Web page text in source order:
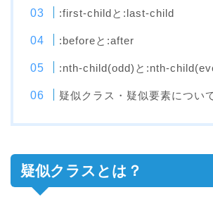
:first-childと:last-child
:beforeと:after
:nth-child(odd)と:nth-
疑似クラス・疑似要素につい
疑似クラスとは？